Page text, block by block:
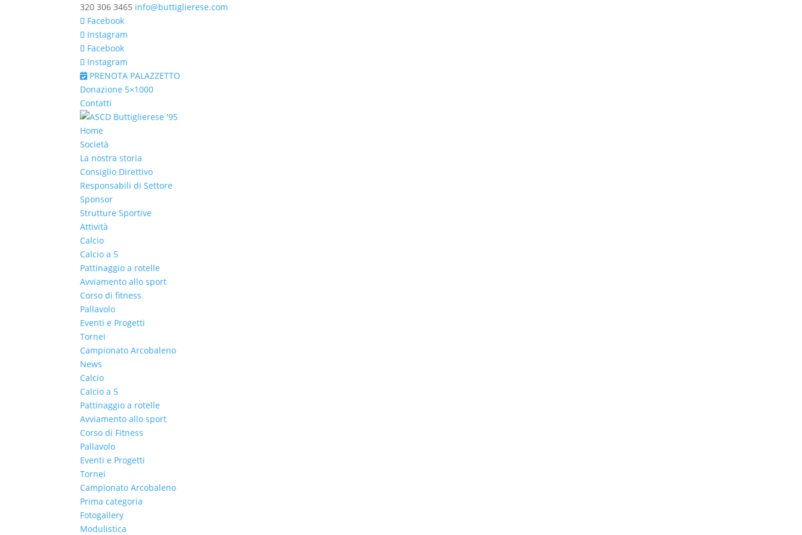
320 306 3465 info@buttiglierese.com
Facebook
Instagram
Facebook
Instagram
PRENOTA PALAZZETTO
Donazione 5×1000
Contatti
Home
Società
La nostra storia
Consiglio Direttivo
Responsabili di Settore
Sponsor
Strutture Sportive
Attività
Calcio
Calcio a 5
Pattinaggio a rotelle
Avviamento allo sport
Corso di fitness
Pallavolo
Eventi e Progetti
Tornei
Campionato Arcobaleno
News
Calcio
Calcio a 5
Pattinaggio a rotelle
Avviamento allo sport
Corso di Fitness
Pallavolo
Eventi e Progetti
Tornei
Campionato Arcobaleno
Prima categoria
Fotogallery
Modulistica